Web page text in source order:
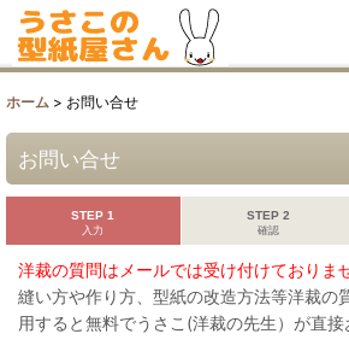
ホーム > お問い合せ
お問い合せ
STEP 1
入力
STEP 2
確認
洋裁の質問はメールでは受け付けておりま
縫い方や作り方、型紙の改造方法等洋裁の
用すると無料でうさこ(洋裁の先生）が直接